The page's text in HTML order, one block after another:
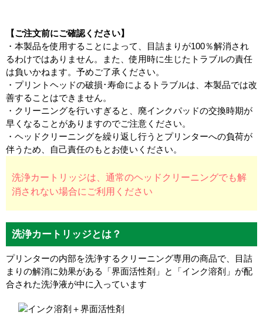
【ご注文前にご確認ください】
・本製品を使用することによって、目詰まりが100％解消され
るわけではありません。また、使用時に生じたトラブルの責任
は負いかねます。予めご了承ください。
・プリントヘッドの破損･寿命によるトラブルは、本製品では改
善することはできません。
・クリーニングを行いすぎると、廃インクパッドの交換時期が
早くなることがありますのでご注意ください。
・ヘッドクリーニングを繰り返し行うとプリンターへの負荷が
伴うため、自己責任のもとお使いください。
洗浄カートリッジは、通常のヘッドクリーニングでも解
消されない場合にご利用ください
洗浄カートリッジとは？
プリンターの内部を洗浄するクリーニング専用の商品で、目詰
まりの解消に効果がある「界面活性剤」と「インク溶剤」が配
合された洗浄液が中に入っています